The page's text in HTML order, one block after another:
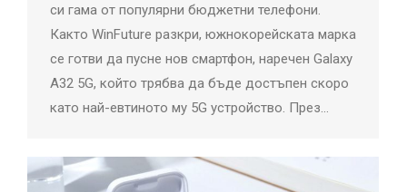
си гама от популярни бюджетни телефони.
Както WinFuture разкри, южнокорейската марка
се готви да пусне нов смартфон, наречен Galaxy
A32 5G, който трябва да бъде достъпен скоро
като най-евтиното му 5G устройство. През…